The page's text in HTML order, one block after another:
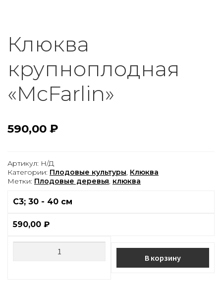
Клюква
крупноплодная
«McFarlin»
590,00 ₽
Артикул: Н/Д
Категории: Плодовые культуры, Клюква
Метки: Плодовые деревья, клюква
С3; 30 - 40 см
590,00 ₽
В корзину